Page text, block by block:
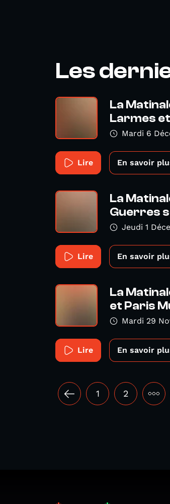
Les
La
Larmes
Mardi 6
Lire En savoir
La
Guerres
Jeudi 1
Lire En savoir
La
et Paris
Mardi 29
Lire En savoir
1 2 •••